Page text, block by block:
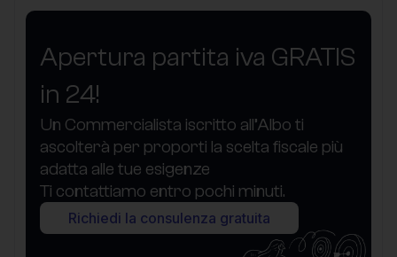
Apertura partita iva GRATIS
in 24!
Un Commercialista iscritto all’Albo ti
ascolterà per proporti la scelta fiscale più
adatta alle tue esigenze
Ti contattiamo entro pochi minuti.
Richiedi la consulenza gratuita